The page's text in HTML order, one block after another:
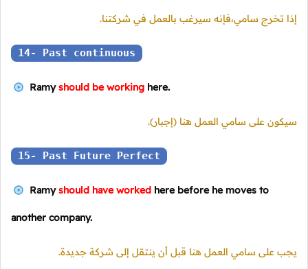
إذا تخرج سامي،فإنه سيرغب بالعمل في شركتنا.
14- Past continuous
Ramyshould be working here.
سيكون على سامي العمل هنا (إجبار).
15- Past Future Perfect
Ramyshould have worked here before he moves to
another company.
يجب على سامي العمل هنا قبل أن ينتقل إلى شركة جديدة.